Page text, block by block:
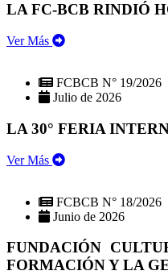
LA FC-BCB RINDIÓ
Ver Más
FCBCB N° 19/2026
Julio de 2026
LA 30° FERIA
Ver Más
FCBCB N° 18/2026
Junio de 2026
FUNDACIÓN
FORMACIÓN Y LA